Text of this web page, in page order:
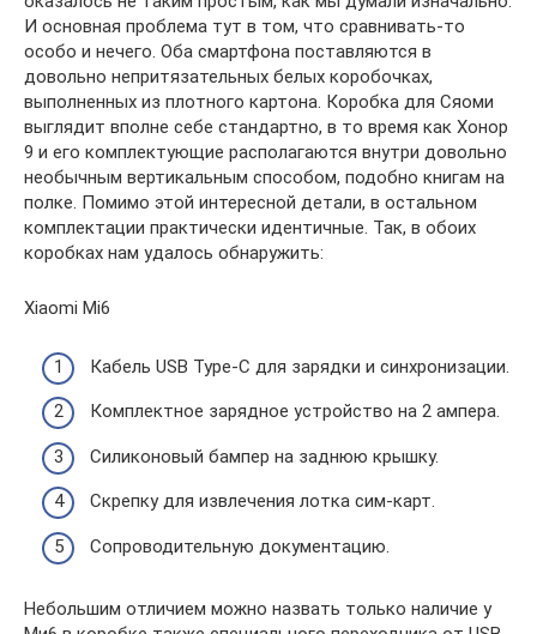
И основная проблема тут в том, что сравнивать-то
особо и нечего. Оба смартфона поставляются в
довольно непритязательных белых коробочках,
выполненных из плотного картона. Коробка для Сяоми
выглядит вполне себе стандартно, в то время как Хонор
9 и его комплектующие располагаются внутри довольно
необычным вертикальным способом, подобно книгам на
полке. Помимо этой интересной детали, в остальном
комплектации практически идентичные. Так, в обоих
коробках нам удалось обнаружить:
Xiaomi Mi6
Кабель USB Type-C для зарядки и синхронизации.
Комплектное зарядное устройство на 2 ампера.
Силиконовый бампер на заднюю крышку.
Скрепку для извлечения лотка сим-карт.
Сопроводительную документацию.
Небольшим отличием можно назвать только наличие у